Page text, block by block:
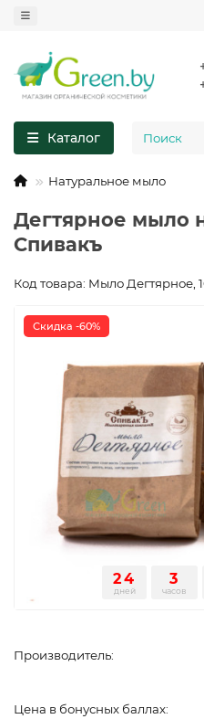
Каталог
Натуральное мыло
Дегтярное мыло
Спивакъ
Код товара: Мыло Дегтярное,
Скидка -60%
24
дней
3
часов
Производитель:
Цена в бонусных баллах: